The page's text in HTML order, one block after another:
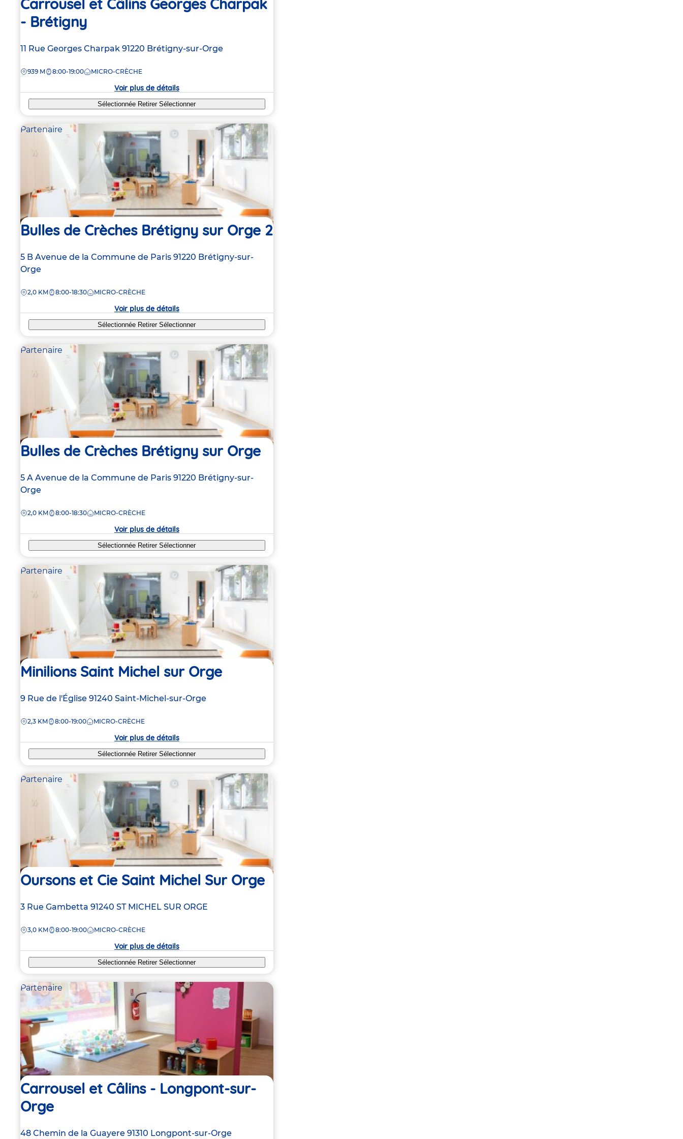
Carrousel et Câlins Georges Charpak
- Brétigny
Adresse
la
11 Rue Georges Charpak 91220 Brétigny-sur-Orge
DISTANCE
939 M 8:00-19:00 MICRO-CRÈCHE
Voir plus de détails
Sélectionnée RetirerSélectionner
Partenaire
Bulles de Crèches Brétigny sur Orge 2
Adresse
de
crèche
5 B Avenue de la Commune de Paris 91220 Brétigny-sur-
Orge
DISTANCE
2,0 KM 8:00-18:30 MICRO-CRÈCHE
Voir plus de détails
Sélectionnée RetirerSélectionner
Partenaire
Bulles de Crèches Brétigny sur Orge
Adresse
de
crèche
5 A Avenue de la Commune de Paris 91220 Brétigny-sur-
Orge
DISTANCE
2,0 KM 8:00-18:30 MICRO-CRÈCHE
Voir plus de détails
Sélectionnée RetirerSélectionner
Partenaire
Minilions Saint Michel sur Orge
Adresse
la
9 Rue de l'Église 91240 Saint-Michel-sur-Orge
DISTANCE
2,3 KM 8:00-19:00 MICRO-CRÈCHE
Voir plus de détails
Sélectionnée RetirerSélectionner
Partenaire
Oursons et Cie Saint Michel Sur Orge
Adresse
la
3 Rue Gambetta 91240 ST MICHEL SUR ORGE
DISTANCE
3,0 KM 8:00-19:00 MICRO-CRÈCHE
Voir plus de détails
Sélectionnée RetirerSélectionner
Partenaire
Carrousel et Câlins - Longpont-sur-
Orge
Adresse
48 Chemin de la Guayere 91310 Longpont-sur-Orge